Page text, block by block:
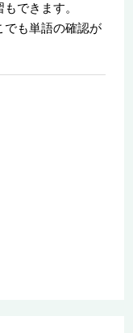
できます。
でも単語の確認が